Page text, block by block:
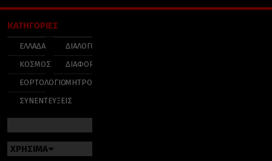
ΚΑΤΗΓΟΡΙΕΣ
ΕΛΛΑΔΑ
ΚΟΣΜΟΣ
ΕΟΡΤΟΛΟΓΙΟ
ΣΥΝΕΝΤΕΥΞΕΙΣ
ΔΙΑΛΟΓΟΣ
ΔΙΑΦΟΡΑ
ΜΗΤΡΟΠΟΛΕΙΣ
ΧΡΗΣΙΜΑ